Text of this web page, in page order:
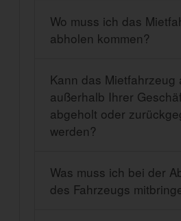
Wo muss ich das
abholen kommen?
Kann das Mietfahrzeug
außerhalb Ihrer
abgeholt oder
werden?
Was muss ich bei der
des Fahrzeugs